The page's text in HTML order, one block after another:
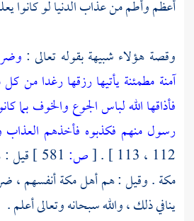
أعظم وأطم من عذاب الدنيا لو كانوا
وقصة هؤلاء شبيهة بقوله تعالى :
آمنة مطمئنة يأتيها رزقها رغدا من
فأذاقها الله لباس الجوع والخوف بما
رسول منهم فكذبوه فأخذهم العذاب
112 ، 113 ] .
[ص: قيل
مكة. وقيل : همأهلمكةأنفسهم ،
ينافي ذلك ، والله سبحانه وتعالى أعلم .